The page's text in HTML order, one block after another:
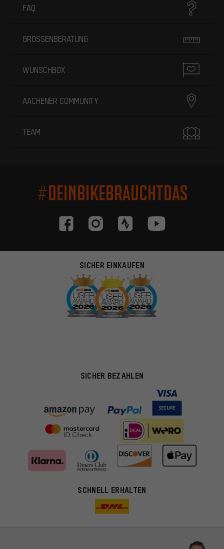
FAQ
GRÖSSENBERATUNG
WUNSCHBOX
AACHENER COMMUNITY
TEAM
#DEINBIKEBRAUCHTDAS
SICHER EINKAUFEN
SICHER BEZAHLEN
SCHNELL ERHALTEN